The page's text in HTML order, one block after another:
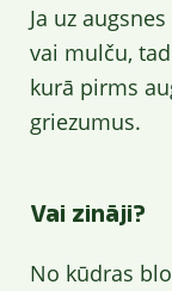
Ja uz
vai mulču,
kurā pirms
griezumus.
Vai zināji?
No kūdras